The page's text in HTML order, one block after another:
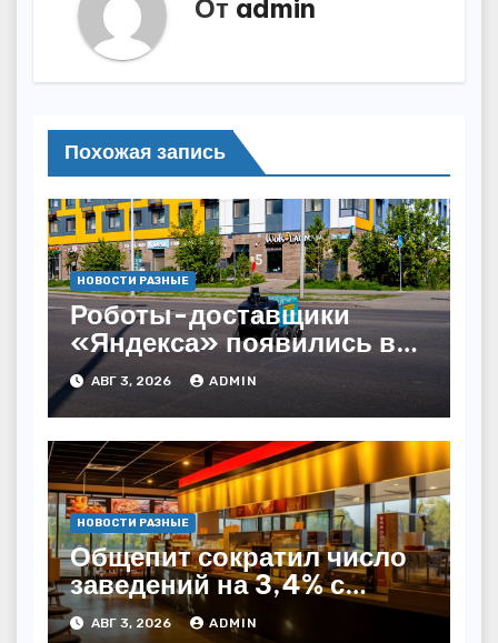
От admin
Похожая запись
НОВОСТИ РАЗНЫЕ
Роботы-доставщики
«Яндекса» появились в
Казахстане
АВГ 3, 2026 ADMIN
НОВОСТИ РАЗНЫЕ
Общепит сократил число
заведений на 3,4% с
начала года — INFOLine
АВГ 3, 2026 ADMIN